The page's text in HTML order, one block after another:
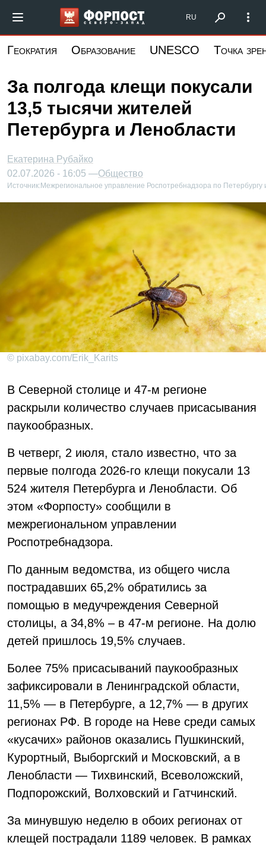
основному
Форпост Северо-Запад
RU
Геократия Образование UNESCO Точка
За полгода клещи покусали
13,5 тысячи жителей
Петербурга и Ленобласти
Екатерина Рубайко
02.07.2026 - 16:05 —Общество
Источник: Межрегиональное управление Роспотребнадзора по Петербургу
© pixabay.com/Erik_Karits
В Северной столице и 47-м регионе
раскрыли количество случаев присасывания
паукообразных.
В четверг, 2 июля, стало известно, что за
первые полгода 2026-го клещи покусали 13
524 жителя Петербурга и Ленобласти. Об
этом «Форпосту» сообщили в
межрегиональном управлении
Роспотребнадзора.
По данным ведомства, из общего числа
пострадавших 65,2% обратились за
помощью в медучреждения Северной
столицы, а 34,8% – в 47-м регионе. На долю
детей пришлось 19,5% случаев.
Более 75% присасываний паукообразных
зафиксировали в Ленинградской области,
11,5% — в Петербурге, а 12,7% — в других
регионах РФ. В городе на Неве среди самых
«кусачих» районов оказались Пушкинский,
Курортный, Выборгский и Московский, а в
Ленобласти — Тихвинский, Всеволожский,
Подпорожский, Волховский и Гатчинский.
За минувшую неделю в обоих регионах от
клещей пострадали 1189 человек. В рамках